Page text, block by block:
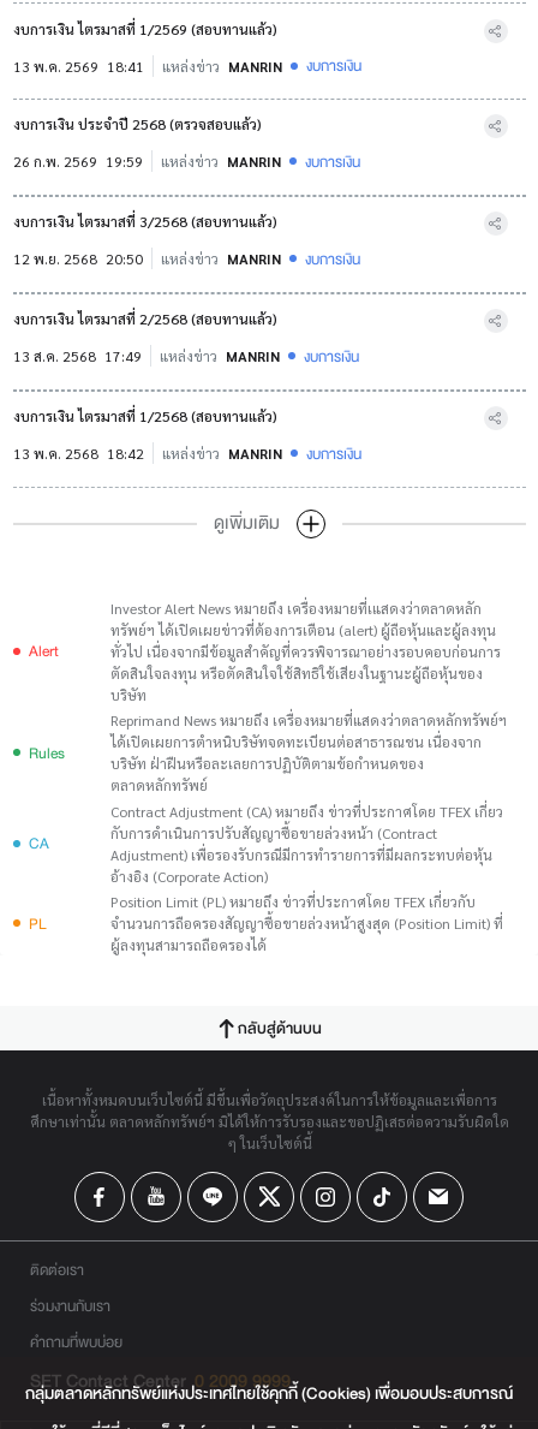
งบการเงิน ไตรมาสที่ 1/2569 (สอบทานแล้ว)
13 พ.ค. 2569 18:41 แหล่งข่าว MANRIN งบการเงิน
งบการเงิน ประจำปี 2568 (ตรวจสอบแล้ว)
26 ก.พ. 2569 19:59 แหล่งข่าว MANRIN งบการเงิน
งบการเงิน ไตรมาสที่ 3/2568 (สอบทานแล้ว)
12 พ.ย. 2568 20:50 แหล่งข่าว MANRIN งบการเงิน
งบการเงิน ไตรมาสที่ 2/2568 (สอบทานแล้ว)
13 ส.ค. 2568 17:49 แหล่งข่าว MANRIN งบการเงิน
งบการเงิน ไตรมาสที่ 1/2568 (สอบทานแล้ว)
13 พ.ค. 2568 18:42 แหล่งข่าว MANRIN งบการเงิน
ดูเพิ่มเติม
Alert
Investor Alert News หมายถึง เครื่องหมายที่เแสดงว่าตลาดหลัก
ทรัพย์ฯ ได้เปิดเผยข่าวที่ต้องการเตือน (alert) ผู้ถือหุ้นและผู้ลงทุน
ทั่วไป เนื่องจากมีข้อมูลสำคัญที่ควรพิจารณาอย่างรอบคอบก่อนการ
ตัดสินใจลงทุน หรือตัดสินใจใช้สิทธิใช้เสียงในฐานะผู้ถือหุ้นของ
บริษัท
Rules
Reprimand News หมายถึง เครื่องหมายที่แสดงว่าตลาดหลักทรัพย์ฯ
ได้เปิดเผยการตำหนิบริษัทจดทะเบียนต่อสาธารณชน เนื่องจาก
บริษัท ฝ่าฝืนหรือละเลยการปฏิบัติตามข้อกำหนดของ
ตลาดหลักทรัพย์
CA
Contract Adjustment (CA) หมายถึง ข่าวที่ประกาศโดย TFEX เกี่ยว
กับการดำเนินการปรับสัญญาซื้อขายล่วงหน้า (Contract
Adjustment) เพื่อรองรับกรณีมีการทำรายการที่มีผลกระทบต่อหุ้น
อ้างอิง (Corporate Action)
PL
Position Limit (PL) หมายถึง ข่าวที่ประกาศโดย TFEX เกี่ยวกับ
จำนวนการถือครองสัญญาซื้อขายล่วงหน้าสูงสุด (Position Limit) ที่
ผู้ลงทุนสามารถถือครองได้
กลับสู่ด้านบน
เนื้อหาทั้งหมดบนเว็บไซต์นี้ มีขึ้นเพื่อวัตถุประสงค์ในการให้ข้อมูลและเพื่อการ
ศึกษาเท่านั้น ตลาดหลักทรัพย์ฯ มิได้ให้การรับรองและขอปฏิเสธต่อความรับผิดใด
ๆ ในเว็บไซต์นี้
ติดต่อเรา
ร่วมงานกับเรา
คำถามที่พบบ่อย
SET Contact Center 0 2009 9999
กลุ่มตลาดหลักทรัพย์แห่งประเทศไทยใช้คุกกี้ (Cookies) เพื่อมอบประสบการณ์